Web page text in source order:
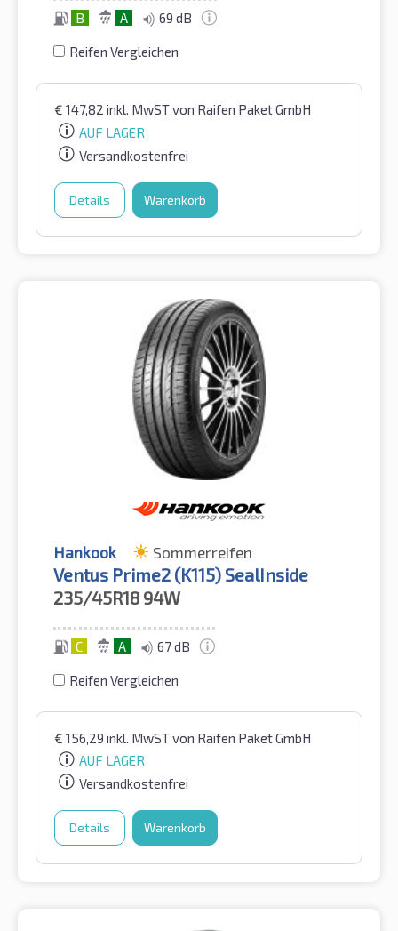
B A 69 dB
Reifen Vergleichen
€ 147,82 inkl. MwSTvon Raifen Paket GmbH
AUF LAGER
Versandkostenfrei
Details Warenkorb
Hankook Sommerreifen
Ventus Prime2 (K115) SealInside
235/45R18 94W
C A 67 dB
Reifen Vergleichen
€ 156,29 inkl. MwSTvon Raifen Paket GmbH
AUF LAGER
Versandkostenfrei
Details Warenkorb